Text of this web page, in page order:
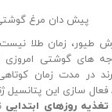
طیور، زمان طلا نیست؛
های گوشتی امروزی
در مدت زمان
فعال‌ سازی این
تغذیه روزهای ابتدایی